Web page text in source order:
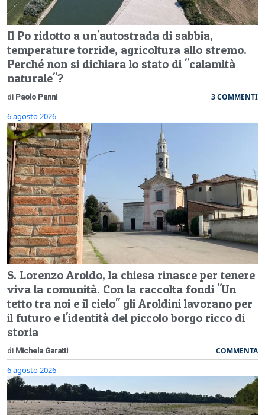
Il Po ridotto a un'autostrada di sabbia,
temperature torride, agricoltura allo stremo.
Perché non si dichiara lo stato di "calamità
naturale"?
di Paolo Panni 3 COMMENTI
6 agosto 2026
S. Lorenzo Aroldo, la chiesa rinasce per tenere
viva la comunità. Con la raccolta fondi "Un
tetto tra noi e il cielo" gli Aroldini lavorano per
il futuro e l'identità del piccolo borgo ricco di
storia
di Michela Garatti COMMENTA
6 agosto 2026